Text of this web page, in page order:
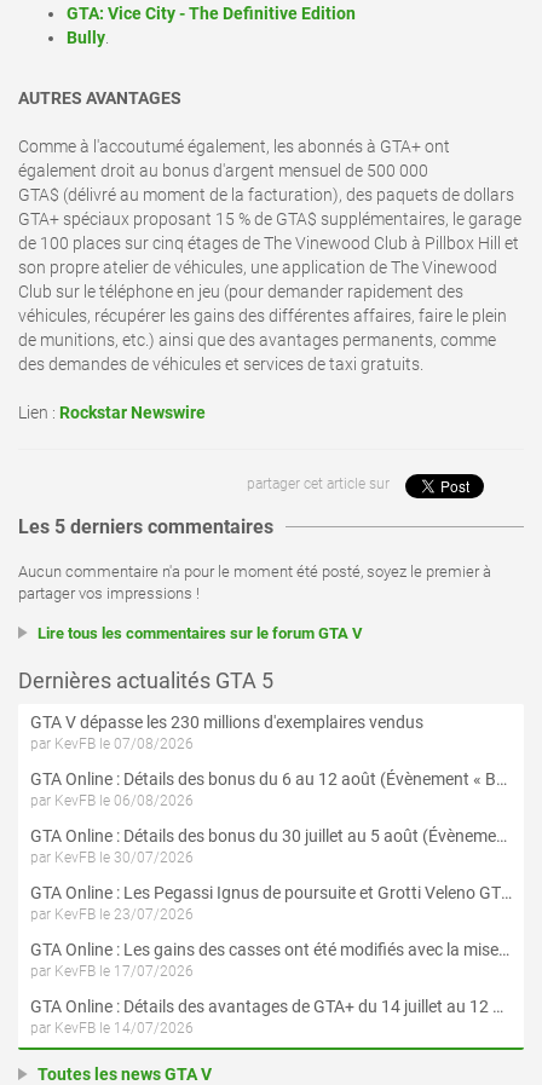
GTA: Vice City - The Definitive Edition
Bully
AUTRES AVANTAGES
Comme à l'accoutumé également, les abonnés à GTA+ ont
également droit au bonus d'argent mensuel de 500 000
GTA$ (délivré au moment de la facturation), des paquets de dollars
GTA+ spéciaux proposant 15 % de GTA$ supplémentaires, le garage
de 100 places sur cinq étages de The Vinewood Club à Pillbox Hill et
son propre atelier de véhicules, une application de The Vinewood
Club sur le téléphone en jeu (pour demander rapidement des
véhicules, récupérer les gains des différentes affaires, faire le plein
de munitions, etc.) ainsi que des avantages permanents, comme
des demandes de véhicules et services de taxi gratuits.
Lien : Rockstar Newswire
partager cet article sur
Les 5 derniers commentaires
Aucun commentaire n'a pour le moment été posté, soyez le premier à
partager vos impressions !
Lire tous les commentaires sur le forum GTA V
Dernières actualités GTA 5
GTA V dépasse les 230 millions d'exemplaires vendus
par KevFB le 07/08/2026
GTA Online : Détails des bonus du 6 au 12 août (Évènement « Braquages de l'été » - Suite et fin)
par KevFB le 06/08/2026
GTA Online : Détails des bonus du 30 juillet au 5 août (Évènement « Braquages d'été »)
par KevFB le 30/07/2026
GTA Online : Les Pegassi Ignus de poursuite et Grotti Veleno GT sont maintenant disponibles
par KevFB le 23/07/2026
GTA Online : Les gains des casses ont été modifiés avec la mise à jour « Le Braquage du Kortz Center »
par KevFB le 17/07/2026
GTA Online : Détails des avantages de GTA+ du 14 juillet au 12 août
par KevFB le 14/07/2026
Toutes les news GTA V